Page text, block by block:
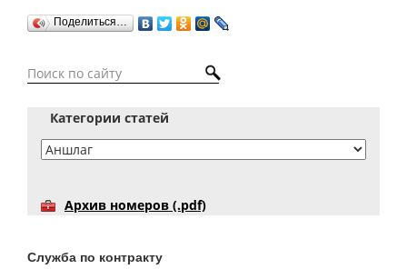
Поделиться…
Категории статей
Архив номеров (.pdf)
Служба по контракту